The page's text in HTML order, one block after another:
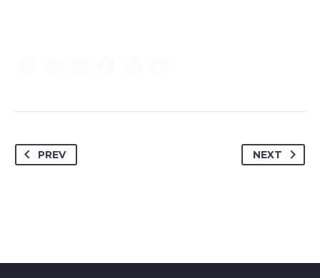
PREV NEXT